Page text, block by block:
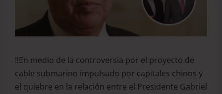
‼️En medio de la controversia por el proyecto de
cable submarino impulsado por capitales chinos y
el quiebre en la relación entre el Presidente Gabriel